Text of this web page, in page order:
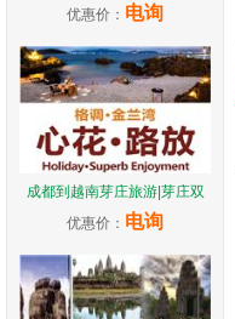
优惠价： 电询
成都到越南芽庄旅游|芽庄双
优惠价： 电询